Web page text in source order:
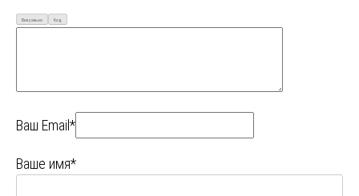
Визуально Код
Ваш Email*
Ваше имя*